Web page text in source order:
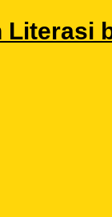
Literasi